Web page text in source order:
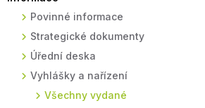
Povinné informace
Strategické dokumenty
Úřední deska
Vyhlášky a nařízení
Všechny vydané